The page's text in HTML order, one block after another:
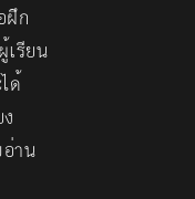
ฝึก
รียน
ด้
าน